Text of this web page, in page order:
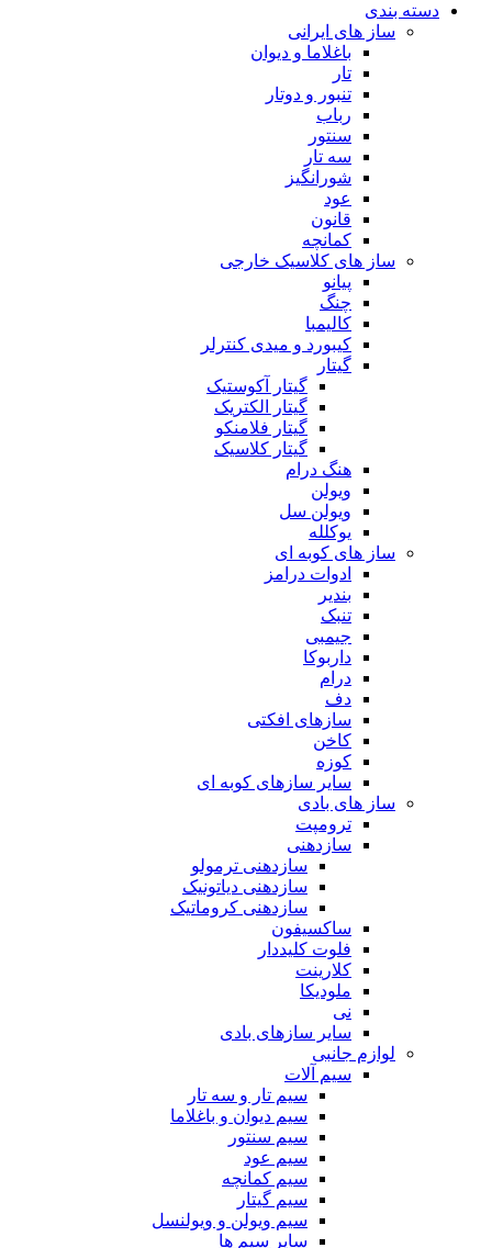
دسته بندی
ساز های ایرانی
باغلاما و دیوان
تار
تنبور و دوتار
رباب
سنتور
سه تار
شورانگیز
عود
قانون
کمانچه
ساز های کلاسیک خارجی
پیانو
چنگ
کالیمبا
کیبورد و میدی کنترلر
گیتار
گیتار آکوستیک
گیتار الکتریک
گیتار فلامنکو
گیتار کلاسیک
هنگ درام
ویولن
ویولن سل
یوکلله
ساز های کوبه ای
ادوات درامز
بندیر
تنبک
جیمبی
داربوکا
درام
دف
سازهای افکتی
کاخن
کوزه
سایر سازهای کوبه ای
ساز های بادی
ترومپت
سازدهنی
سازدهنی ترمولو
سازدهنی دیاتونیک
سازدهنی کروماتیک
ساکسیفون
فلوت کلیددار
کلارینت
ملودیکا
نی
سایر سازهای بادی
لوازم جانبی
سیم آلات
سیم تار و سه تار
سیم دیوان و باغلاما
سیم سنتور
سیم عود
سیم کمانچه
سیم گیتار
سیم ویولن و ویولنسل
سایر سیم ها